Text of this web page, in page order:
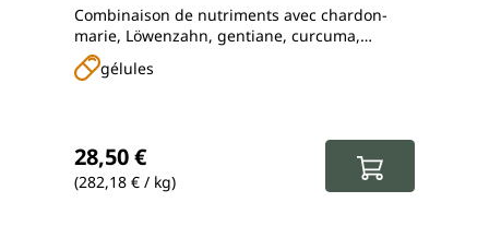
Combinaison de nutriments avec chardon-
marie, Löwenzahn, gentiane, curcuma,
chlorophylle, L-glutathion, choline, minéraux
et vitamines
gélules
28,50 €
(282,18 € / kg)